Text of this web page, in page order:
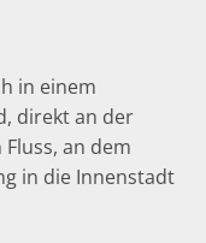
in einem
direkt an der
an dem
in die Innenstadt